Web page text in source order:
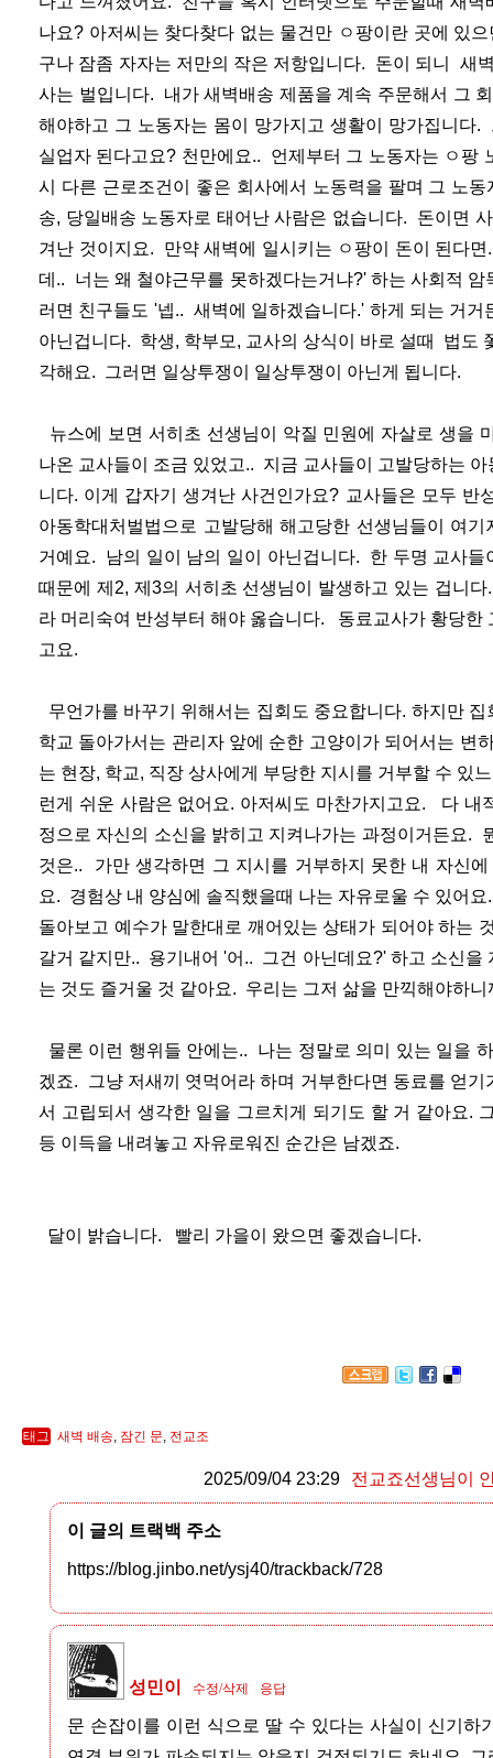
나요? 아저씨는 찾다찾다 없는 물건만 ㅇ팡이란 곳에 있
구나 잠좀 자자는 저만의 작은 저항입니다. 돈이 되니 새
사는 벌입니다. 내가 새벽배송 제품을 계속 주문해서 그
해야하고 그 노동자는 몸이 망가지고 생활이 망가집니다
실업자 된다고요? 천만에요.. 언제부터 그 노동자는 ㅇ팡
시 다른 근로조건이 좋은 회사에서 노동력을 팔며 그 노
송, 당일배송 노동자로 태어난 사람은 없습니다. 돈이면
겨난 것이지요. 만약 새벽에 일시키는 ㅇ팡이 돈이 된다
데.. 너는 왜 철야근무를 못하겠다는거냐?' 하는 사회적
러면 친구들도 '넵.. 새벽에 일하겠습니다.' 하게 되는 거
아닌겁니다. 학생, 학부모, 교사의 상식이 바로 설때 법도
각해요. 그러면 일상투쟁이 일상투쟁이 아닌게 됩니다.
뉴스에 보면 서히초 선생님이 악질 민원에 자살로 생을
나온 교사들이 조금 있었고.. 지금 교사들이 고발당하는
니다. 이게 갑자기 생겨난 사건인가요? 교사들은 모두 반
아동학대처벌법으로 고발당해 해고당한 선생님들이 여
거예요. 남의 일이 남의 일이 아닌겁니다. 한 두명 교사들
때문에 제2, 제3의 서히초 선생님이 발생하고 있는 겁니
라 머리숙여 반성부터 해야 옳습니다. 동료교사가 황당한
고요.
무언가를 바꾸기 위해서는 집회도 중요합니다. 하지만
학교 돌아가서는 관리자 앞에 순한 고양이가 되어서는 변
는 현장, 학교, 직장 상사에게 부당한 지시를 거부할 수 있
런게 쉬운 사람은 없어요. 아저씨도 마찬가지고요. 다
정으로 자신의 소신을 밝히고 지켜나가는 과정이거든요.
것은.. 가만 생각하면 그 지시를 거부하지 못한 내 자신
요. 경험상 내 양심에 솔직했을때 나는 자유로울 수 있어
돌아보고 예수가 말한대로 깨어있는 상태가 되어야 하는
갈거 같지만.. 용기내어 '어.. 그건 아닌데요?' 하고 소신을
는 것도 즐거울 것 같아요. 우리는 그저 삶을 만끽해야하니
물론 이런 행위들 안에는.. 나는 정말로 의미 있는 일을
겠죠. 그냥 저새끼 엿먹어라 하며 거부한다면 동료를 얻
서 고립되서 생각한 일을 그르치게 되기도 할 거 같아요.
등 이득을 내려놓고 자유로워진 순간은 남겠죠.
달이 밝습니다. 빨리 가을이 왔으면 좋겠습니다.
태그 새벽 배송, 잠긴 문, 전교조
2025/09/04 23:29 전교죠선생님이
이 글의 트랙백 주소
https://blog.jinbo.net/ysj40/trackback/728
성민이 수정/삭제 응답
문 손잡이를 이런 식으로 딸 수 있다는 사실이 신기하